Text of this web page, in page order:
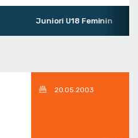
Juniori U18 Feminin
20.05.2003